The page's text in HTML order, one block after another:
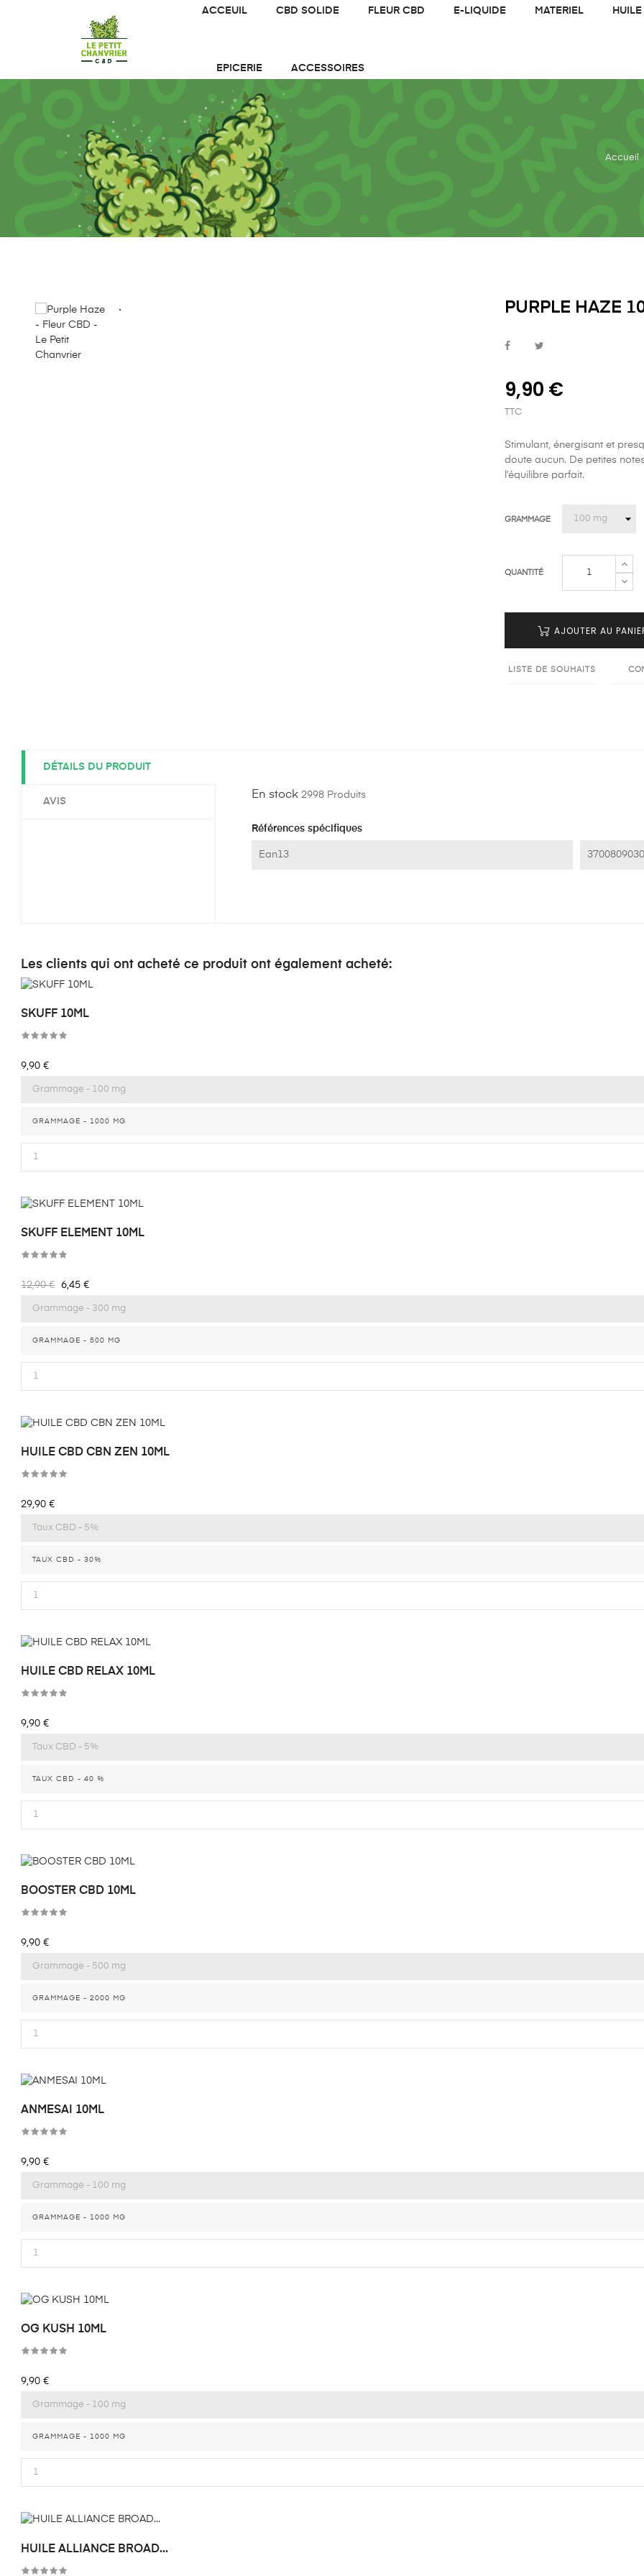
ACCEUIL CBD SOLIDE FLEUR CBD E-LIQUIDE MATERIEL HUILE
EPICERIE ACCESSOIRES
Accueil
PURPLE HAZE
9,90 €
TTC
Stimulant, énergisant et
doute aucun. De petites
l’équilibre parfait.
GRAMMAGE
QUANTITÉ
AJOUTER AU
LISTE DE SOUHAITS
DÉTAILS DU PRODUIT
AVIS
En stock 2998 Produits
Références spécifiques
Ean13
Les clients qui ont acheté ce produit ont également acheté:
SKUFF 10ML
Prix
9,90 €
GRAMMAGE - 1000 MG
SKUFF ELEMENT 10ML
Prix
habituel
12,90 € Prix
6,45 €
GRAMMAGE - 500 MG
HUILE CBD CBN ZEN 10ML
Prix
29,90 €
TAUX CBD - 30%
HUILE CBD RELAX 10ML
Prix
9,90 €
TAUX CBD - 40 %
BOOSTER CBD 10ML
Prix
9,90 €
GRAMMAGE - 2000 MG
ANMESAI 10ML
Prix
9,90 €
GRAMMAGE - 1000 MG
OG KUSH 10ML
Prix
9,90 €
GRAMMAGE - 1000 MG
HUILE ALLIANCE BROAD...